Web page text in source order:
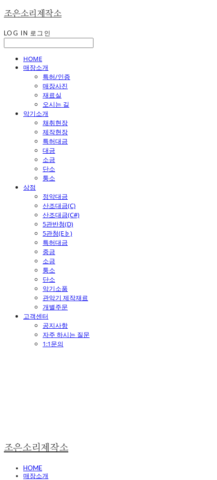
조은소리제작소
LOG IN 로그인
HOME
매장소개
특허/인증
매장사진
재료실
오시는 길
악기소개
채취현장
제작현장
특허대금
대금
소금
단소
퉁소
상점
정악대금
산조대금(C)
산조대금(C#)
5관반청(D)
5관청(E♭)
특허대금
중금
소금
퉁소
단소
악기소품
관악기 제작재료
개별주문
고객센터
공지사항
자주 하시는 질문
1:1문의
조은소리제작소
HOME
매장소개